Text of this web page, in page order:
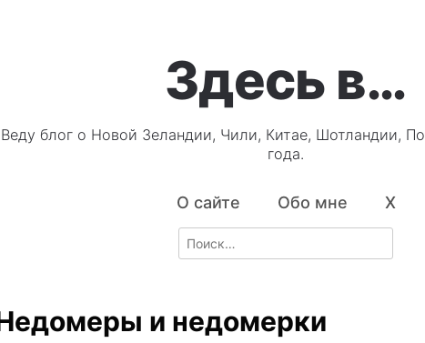
Здесь в…
Веду блог о Новой Зеландии, Чили, Китае, Шотландии,
года.
О сайте Обо мне X
Search
for:
и недомерки